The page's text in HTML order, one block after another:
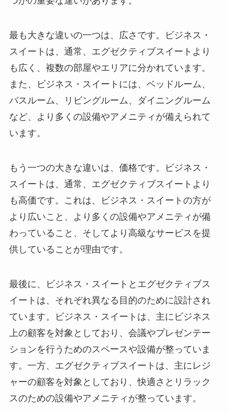
最も大きな違いの一つは、広さです。ビジネス・
スイートは、通常、エグゼクティブスイートより
も広く、複数の部屋やエリアに分かれています。
また、ビジネス・スイートには、ベッドルーム、
バスルーム、リビングルーム、ダイニングルーム
など、より多くの設備やアメニティが備えられて
います。
もう一つの大きな違いは、価格です。ビジネス・
スイートは、通常、エグゼクティブスイートより
も高価です。これは、ビジネス・スイートの方が
より広いこと、より多くの設備やアメニティが備
わっていること、そしてより高級なサービスを提
供していることが理由です。
最後に、ビジネス・スイートとエグゼクティブス
イートは、それぞれ異なる目的のために設計され
ています。ビジネス・スイートは、主にビジネス
上の顧客を対象としており、会議やプレゼンテー
ションを行うためのスペースや設備が整っていま
す。一方、エグゼクティブスイートは、主にレジ
ャーの顧客を対象としており、快適さとリラック
スのための設備やアメニティが整っています。